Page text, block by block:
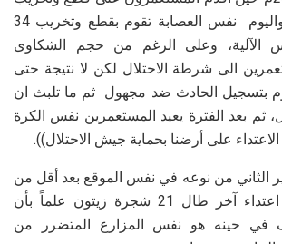
37 شجرة زيتون، واليوم نفس العصابة تقوم بقطع وتخريب 34
الآلية، وعلى الرغم من حجم الشكاوى
الى شرطة الاحتلال لكن لا نتيجة حتى
بتسجيل الحادث ضد مجهول ثم ما تلبث ان
ثم بعد الفترة يعيد المستعمرين نفس الكرة
على أرضنا بحماية جيش الاحتلال)).
الثاني من نوعه في نفس الموقع بعد أقل من
4 أيام على وقع اعتداء آخر طال 21 شجرة زيتون علماً بأن
في حينه هو نفس المزارع المتضرر من